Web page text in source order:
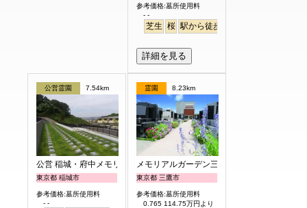
参考価格:墓所使用料
- -
芝生 桜 駅から徒歩
詳細を見る
公営霊園 7.54km
公営 稲城・府中メモリアルパーク
東京都 稲城市
参考価格:墓所使用料
- -
霊園 8.23km
メモリアルガーデン三鷹
東京都 三鷹市
参考価格:墓所使用料
0.765 114.75万円より